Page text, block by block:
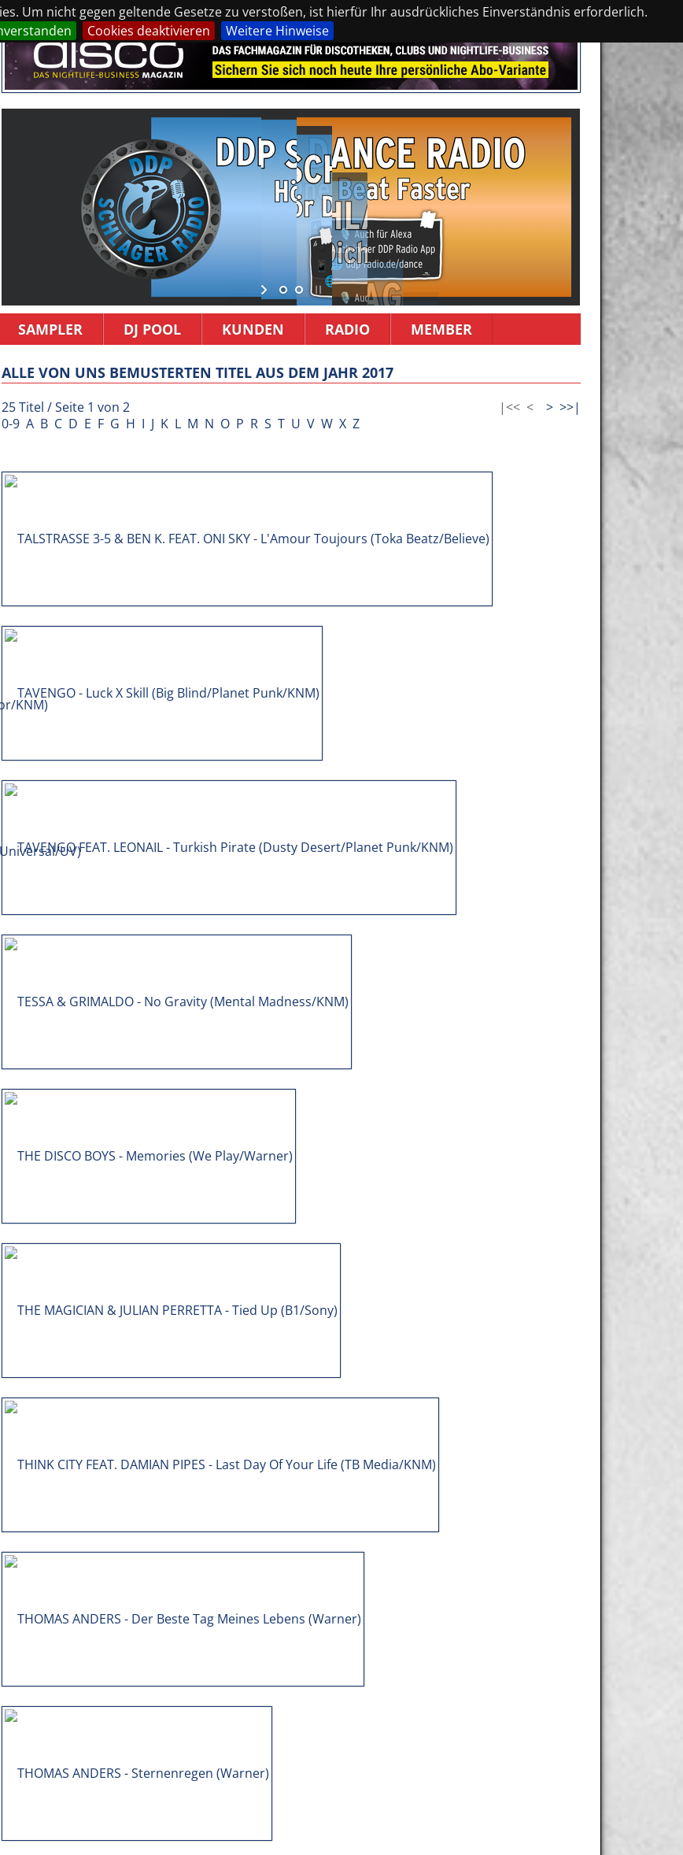
Um nicht gegen geltende Gesetze zu verstoßen, ist hierfür Ihr ausdrückliches Einverständnis erforderlich.
Cookies deaktivieren Weitere Hinweise
SAMPLER DJ POOL KUNDEN RADIO MEMBER
ALLE VON UNS BEMUSTERTEN TITEL AUS DEM JAHR 2017
25 Titel / Seite 1 von 2 |<< < > >>|
0-9 A B C D E F G H I J K L M N O P R S T U V W X Z